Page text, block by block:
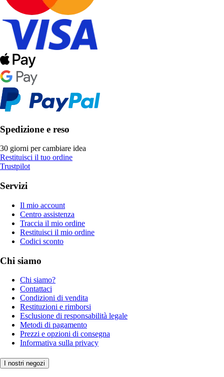
Spedizione e reso
30 giorni per cambiare idea
Restituisci il tuo ordine
Trustpilot
Servizi
Il mio account
Centro assistenza
Traccia il mio ordine
Restituisci il mio ordine
Codici sconto
Chi siamo
Chi siamo?
Contattaci
Condizioni di vendita
Restituzioni e rimborsi
Esclusione di responsabilità legale
Metodi di pagamento
Prezzi e opzioni di consegna
Informativa sulla privacy
I nostri negozi